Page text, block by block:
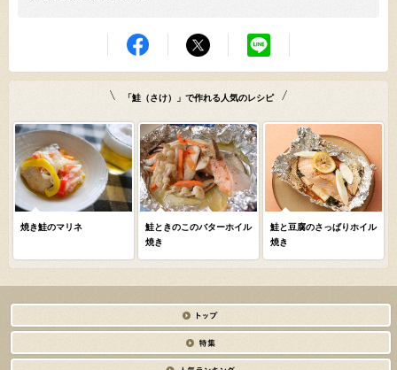
「鮭（さけ）」で作れる人気のレシピ
焼き鮭のマリネ
鮭ときのこのバターホイル
焼き
鮭と豆腐のさっぱりホイル
焼き